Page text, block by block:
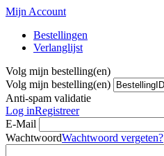
Mijn Account
Bestellingen
Verlanglijst
Volg mijn bestelling(en)
Volg mijn bestelling(en)
Anti-spam validatie
Log inRegistreer
E-Mail
WachtwoordWachtwoord vergeten?